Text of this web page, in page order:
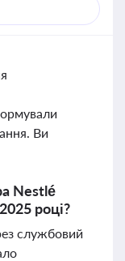
Ви
Nestlé
році?
службовий